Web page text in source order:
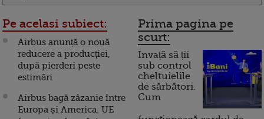
Pe acelasi subiect:
Airbus anunță o nouă
reducere a producţiei,
după pierderi peste
estimări
Airbus bagă zâzanie între
Europa și America. UE
Prima pagina pe
scurt:
Invață să ții
sub control
cheltuielile
de sărbători.
Cum